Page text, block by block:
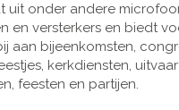
onder andere
en versterkers en biedt
aan bijeenkomsten,
kerkdiensten,
feesten en partijen.